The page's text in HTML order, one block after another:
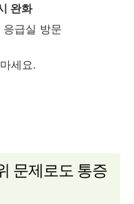
완화
급실 방문
세요.
문제로도 통증